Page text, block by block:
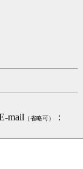
mail （省略可） ：